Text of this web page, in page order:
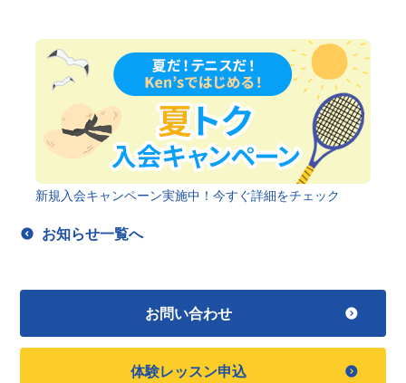
新規入会キャンペーン実施中！今すぐ詳細をチェック
お知らせ一覧へ
お問い合わせ
体験レッスン申込